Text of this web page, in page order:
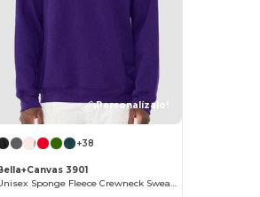
¡Personalízalo!
+38
3901
Unisex Sponge Fleece Crewneck Sweatshirt